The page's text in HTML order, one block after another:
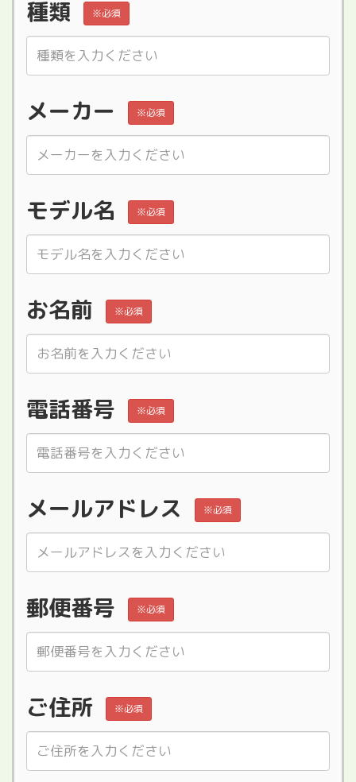
種類 ※必須
メーカー ※必須
モデル名 ※必須
お名前 ※必須
電話番号 ※必須
メールアドレス ※必須
郵便番号 ※必須
ご住所 ※必須